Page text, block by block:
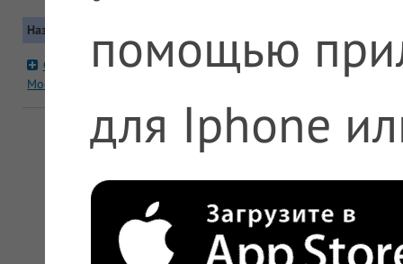
Название
Фармадар №552
Московский
Москва, Новомосковский,
19 к 4
помощью
для Iphone